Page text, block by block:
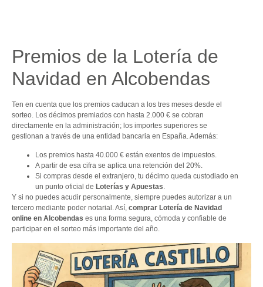
Premios de la Lotería de
Navidad en Alcobendas
Ten en cuenta que los premios caducan a los tres meses desde el
sorteo. Los décimos premiados con hasta 2.000 € se cobran
directamente en la administración; los importes superiores se
gestionan a través de una entidad bancaria en España. Además:
Los premios hasta 40.000 € están exentos de impuestos.
A partir de esa cifra se aplica una retención del 20%.
Si compras desde el extranjero, tu décimo queda custodiado en
un punto oficial de Loterías y Apuestas.
Y si no puedes acudir personalmente, siempre puedes autorizar a un
tercero mediante poder notarial. Así, comprar Lotería de Navidad
online en Alcobendas es una forma segura, cómoda y confiable de
participar en el sorteo más importante del año.